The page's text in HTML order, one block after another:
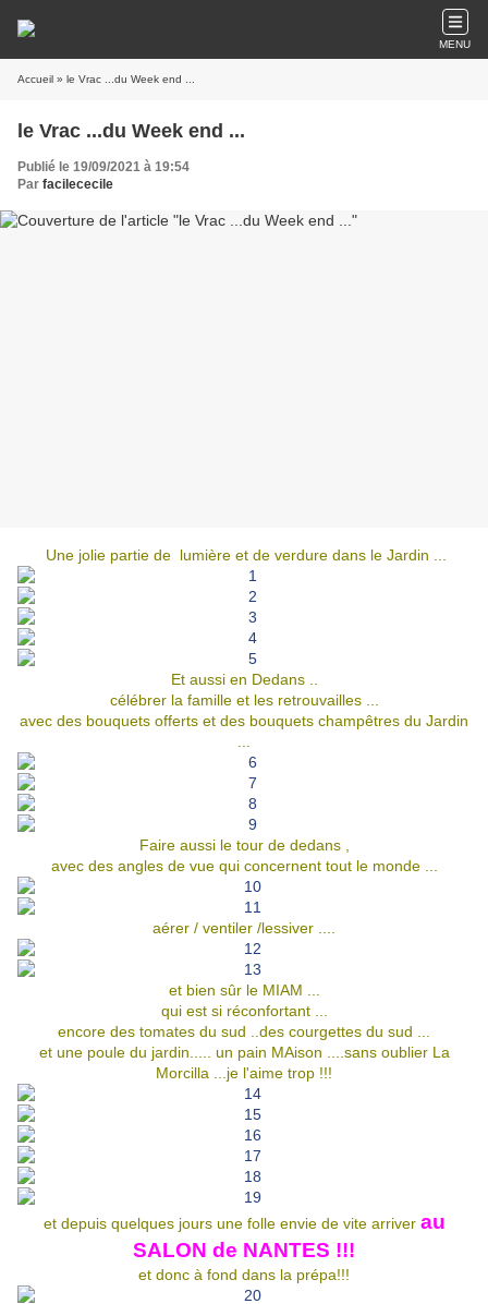
MENU
Accueil » le Vrac ...du Week end ...
le Vrac ...du Week end ...
Publié le 19/09/2021 à 19:54
Par facilececile
Une jolie partie de lumière et de verdure dans le Jardin ...
Et aussi en Dedans ..
célébrer la famille et les retrouvailles ...
avec des bouquets offerts et des bouquets champêtres du Jardin
Faire aussi le tour de dedans ,
avec des angles de vue qui concernent tout le monde ...
aérer / ventiler /lessiver ....
et bien sûr le MIAM ...
qui est si réconfortant ...
encore des tomates du sud ..des courgettes du sud ...
et une poule du jardin..... un pain MAison ....sans oublier La
Morcilla ...je l'aime trop !!!
et depuis quelques jours une folle envie de vite arriver au
SALON de NANTES !!!
et donc à fond dans la prépa!!!